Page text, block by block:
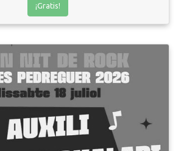
¡Gratis!